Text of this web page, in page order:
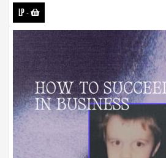
LP-